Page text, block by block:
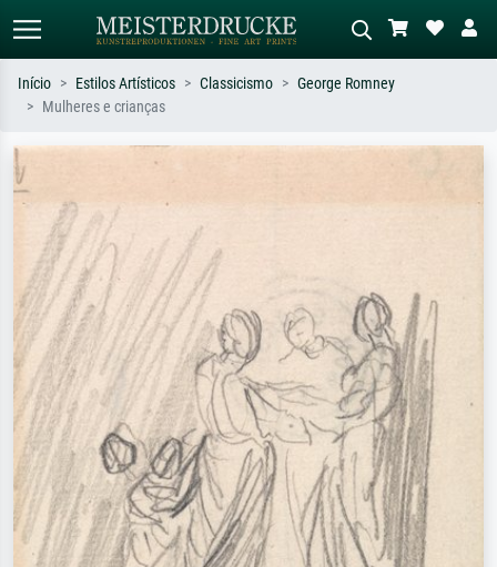
Pesquise por artista, título ou estilo –
impressionismo, onda de Hokusai, nu.
a óleo escura, nu em pé ao lado de
Início Estilos Artísticos Classicismo
George Romney
Mulheres e crianças